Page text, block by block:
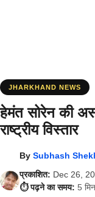
JHARKHAND NEWS
हेमंत सोरेन की
राष्ट्रीय विस्तार
BySubhash
प्रकाशित: Dec 26,
⏱️ पढ़ने का समय: 5